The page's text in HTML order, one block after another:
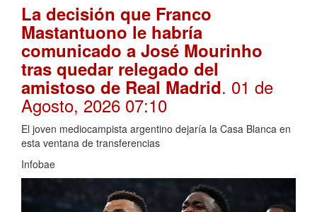
La decisión que Franco
Mastantuono le habría
comunicado a José Mourinho
tras quedar relegado del
amistoso de Real Madrid. 01 de
Agosto, 2026 07:10
El joven mediocampista argentino dejaría la Casa Blanca en
esta ventana de transferencias
Infobae